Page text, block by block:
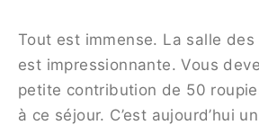
Tout est immense. La salle des
est impressionnante. Vous
petite contribution de 50
à ce séjour. C’est aujourd’hui